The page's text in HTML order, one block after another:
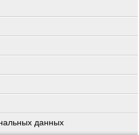
данных